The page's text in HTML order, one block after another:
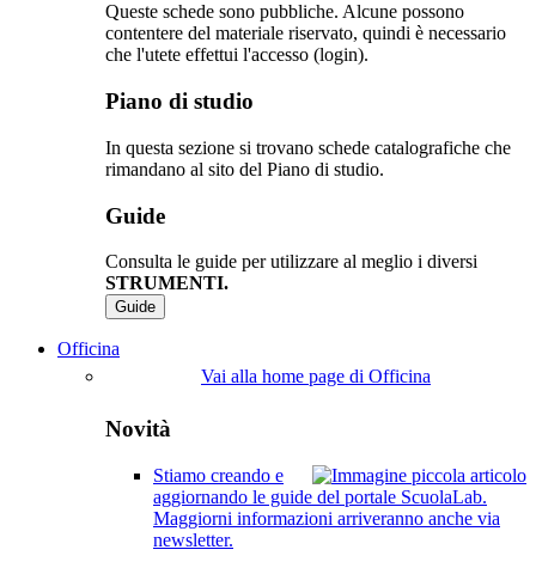
Queste schede sono pubbliche. Alcune possono
contentere del materiale riservato, quindi è necessario
che l'utete effettui l'accesso (login).
Piano di studio
In questa sezione si trovano schede catalografiche che
rimandano al sito del Piano di studio.
Guide
Consulta le guide per utilizzare al meglio i diversi
STRUMENTI.
Guide
Officina
Vai alla home page di Officina
Novità
Stiamo creando e
aggiornando le guide del portale ScuolaLab.
Maggiorni informazioni arriveranno anche via
newsletter.